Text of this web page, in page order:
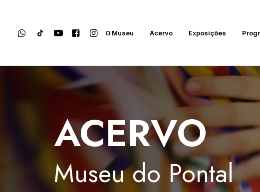
O Museu Acervo Exposições
ACERVO
Museu do Pontal